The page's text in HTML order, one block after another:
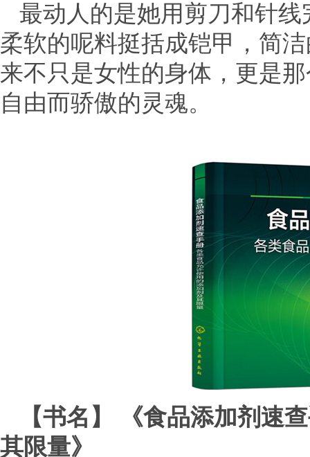
最动人的是她用剪刀和针
柔软的呢料挺括成铠甲，简
来不只是女性的身体，更是
自由而骄傲的灵魂。
【书名】 《食品添加剂速
其限量》